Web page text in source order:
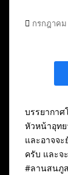
กรกฎาคม
บรรยากา
หัวหน้าอุทย
และอาจจ
ครับ และจ
#ลานสนภู